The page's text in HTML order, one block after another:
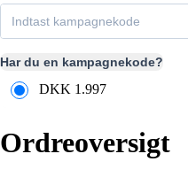
Har du en kampagnekode?
DKK 1.997
Ordreoversigt